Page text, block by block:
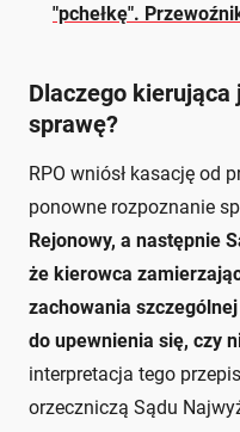
"pchełkę".
Dlaczego
sprawę?
RPO wniósł kasację od
ponowne rozpoznanie
Rejonowy, a następnie
że kierowca
zachowania
do upewnienia się, czy
interpretacja tego
orzeczniczą Sądu